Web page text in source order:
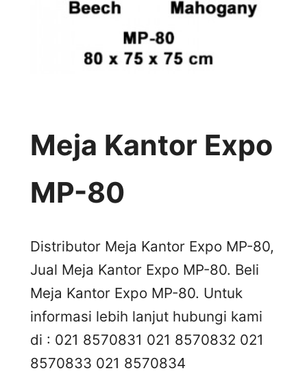
Meja Kantor Expo
MP-80
Distributor Meja Kantor Expo MP-80,
Jual Meja Kantor Expo MP-80. Beli
Meja Kantor Expo MP-80. Untuk
informasi lebih lanjut hubungi kami
di : 021 8570831 021 8570832 021
8570833 021 8570834